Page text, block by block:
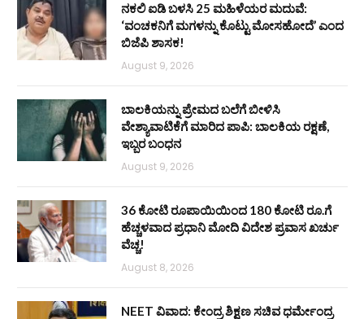
ನಕಲಿ ಐಡಿ ಬಳಸಿ 25 ಮಹಿಳೆಯರ ಮದುವೆ:
‘ವಂಚಕನಿಗೆ ಮಗಳನ್ನು ಕೊಟ್ಟು ಮೋಸಹೋದೆ’ ಎಂದ
ಬಿಜೆಪಿ ಶಾಸಕ!
August 9, 2026
ಬಾಲಕಿಯನ್ನು ಪ್ರೇಮದ ಬಲೆಗೆ ಬೀಳಿಸಿ
ವೇಶ್ಯಾವಾಟಿಕೆಗೆ ಮಾರಿದ ಪಾಪಿ: ಬಾಲಕಿಯ ರಕ್ಷಣೆ,
ಇಬ್ಬರ ಬಂಧನ
August 9, 2026
36 ಕೋಟಿ ರೂಪಾಯಿಯಿಂದ 180 ಕೋಟಿ ರೂ.ಗೆ
ಹೆಚ್ಚಳವಾದ ಪ್ರಧಾನಿ ಮೋದಿ ವಿದೇಶ ಪ್ರವಾಸ ಖರ್ಚು
ವೆಚ್ಚ!
August 8, 2026
NEET ವಿವಾದ: ಕೇಂದ್ರ ಶಿಕ್ಷಣ ಸಚಿವ ಧರ್ಮೇಂದ್ರ